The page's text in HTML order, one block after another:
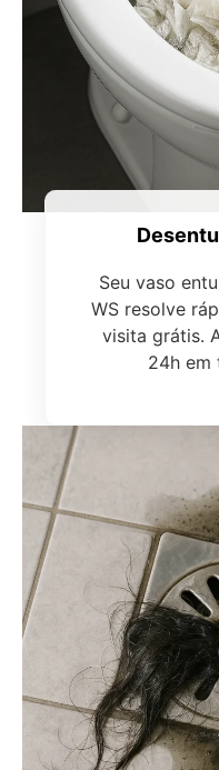
Seu vaso
WS resolve
visita grátis.
24h em